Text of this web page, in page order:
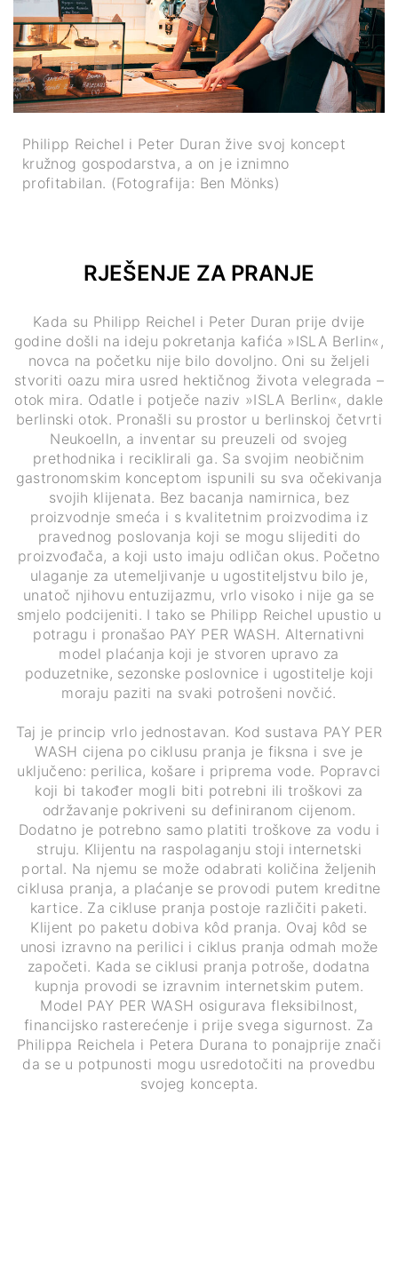
Philipp Reichel i Peter Duran žive svoj koncept
kružnog gospodarstva, a on je iznimno
profitabilan. (Fotografija: Ben Mönks)
RJEŠENJE ZA PRANJE
Kada su Philipp Reichel i Peter Duran prije dvije
godine došli na ideju pokretanja kafića »ISLA Berlin«,
novca na početku nije bilo dovoljno. Oni su željeli
stvoriti oazu mira usred hektičnog života velegrada –
otok mira. Odatle i potječe naziv »ISLA Berlin«, dakle
berlinski otok. Pronašli su prostor u berlinskoj četvrti
Neukoelln, a inventar su preuzeli od svojeg
prethodnika i reciklirali ga. Sa svojim neobičnim
gastronomskim konceptom ispunili su sva očekivanja
svojih klijenata. Bez bacanja namirnica, bez
proizvodnje smeća i s kvalitetnim proizvodima iz
pravednog poslovanja koji se mogu slijediti do
proizvođača, a koji usto imaju odličan okus. Početno
ulaganje za utemeljivanje u ugostiteljstvu bilo je,
unatoč njihovu entuzijazmu, vrlo visoko i nije ga se
smjelo podcijeniti. I tako se Philipp Reichel upustio u
potragu i pronašao PAY PER WASH. Alternativni
model plaćanja koji je stvoren upravo za
poduzetnike, sezonske poslovnice i ugostitelje koji
moraju paziti na svaki potrošeni novčić.
Taj je princip vrlo jednostavan. Kod sustava PAY PER
WASH cijena po ciklusu pranja je fiksna i sve je
uključeno: perilica, košare i priprema vode. Popravci
koji bi također mogli biti potrebni ili troškovi za
održavanje pokriveni su definiranom cijenom.
Dodatno je potrebno samo platiti troškove za vodu i
struju. Klijentu na raspolaganju stoji internetski
portal. Na njemu se može odabrati količina željenih
ciklusa pranja, a plaćanje se provodi putem kreditne
kartice. Za cikluse pranja postoje različiti paketi.
Klijent po paketu dobiva kôd pranja. Ovaj kôd se
unosi izravno na perilici i ciklus pranja odmah može
započeti. Kada se ciklusi pranja potroše, dodatna
kupnja provodi se izravnim internetskim putem.
Model PAY PER WASH osigurava fleksibilnost,
financijsko rasterećenje i prije svega sigurnost. Za
Philippa Reichela i Petera Durana to ponajprije znači
da se u potpunosti mogu usredotočiti na provedbu
svojeg koncepta.